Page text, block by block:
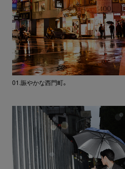
01.賑やかな西門町。